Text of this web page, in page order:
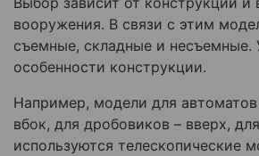
вооружения. В связи с этим
съемные, складные и несъемные.
особенности конструкции.
Например, модели для
вбок, для дробовиков – вверх,
используются телескопические